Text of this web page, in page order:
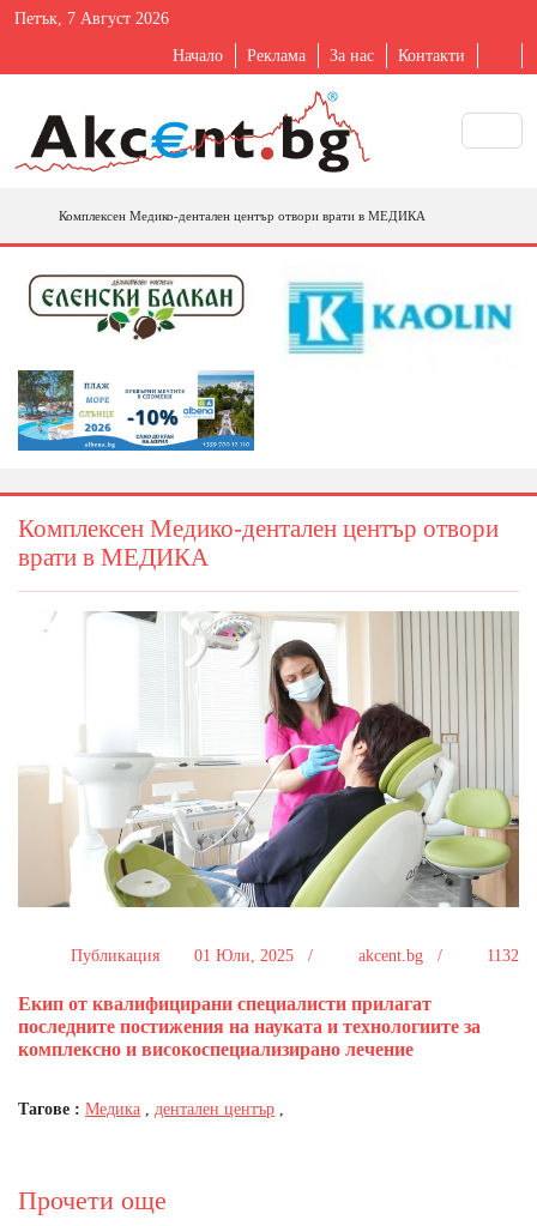
Петък, 7 Август 2026
Начало Реклама За нас Контакти
Комплексен Медико-дентален център отвори врати в МЕДИКА
Комплексен Медико-дентален център отвори
врати в МЕДИКА
Публикация 01 Юли, 2025 / akcent.bg / 1132
Екип от квалифицирани специалисти прилагат
последните постижения на науката и технологиите за
комплексно и високоспециализирано лечение
Тагове : Медика дентален център
Прочети още